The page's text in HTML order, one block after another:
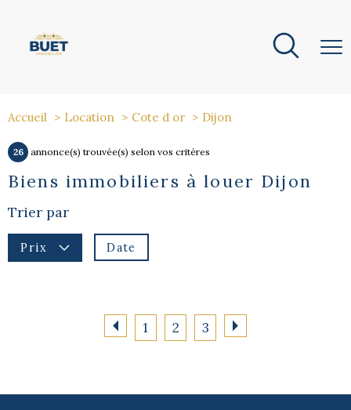
Accueil Location Cote d or Dijon
26 annonce(s) trouvée(s) selon vos critères
Biens immobiliers à louer Dijon
Trier par
Prix Date
1 2 3